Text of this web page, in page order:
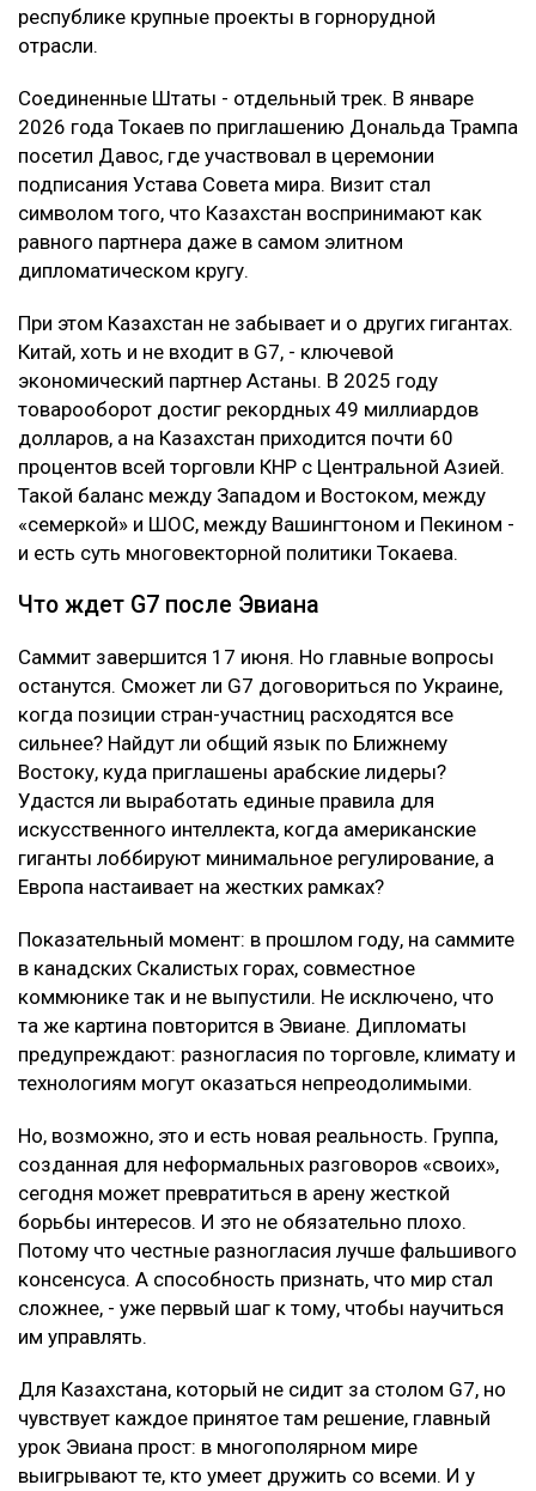
республике крупные проекты в горнорудной
отрасли.
Соединенные Штаты - отдельный трек. В январе
2026 года Токаев по приглашению Дональда Трампа
посетил Давос, где участвовал в церемонии
подписания Устава Совета мира. Визит стал
символом того, что Казахстан воспринимают как
равного партнера даже в самом элитном
дипломатическом кругу.
При этом Казахстан не забывает и о других гигантах.
Китай, хоть и не входит в G7, - ключевой
экономический партнер Астаны. В 2025 году
товарооборот достиг рекордных 49 миллиардов
долларов, а на Казахстан приходится почти 60
процентов всей торговли КНР с Центральной Азией.
Такой баланс между Западом и Востоком, между
«семеркой» и ШОС, между Вашингтоном и Пекином -
и есть суть многовекторной политики Токаева.
Что ждет G7 после Эвиана
Саммит завершится 17 июня. Но главные вопросы
останутся. Сможет ли G7 договориться по Украине,
когда позиции стран-участниц расходятся все
сильнее? Найдут ли общий язык по Ближнему
Востоку, куда приглашены арабские лидеры?
Удастся ли выработать единые правила для
искусственного интеллекта, когда американские
гиганты лоббируют минимальное регулирование, а
Европа настаивает на жестких рамках?
Показательный момент: в прошлом году, на саммите
в канадских Скалистых горах, совместное
коммюнике так и не выпустили. Не исключено, что
та же картина повторится в Эвиане. Дипломаты
предупреждают: разногласия по торговле, климату и
технологиям могут оказаться непреодолимыми.
Но, возможно, это и есть новая реальность. Группа,
созданная для неформальных разговоров «своих»,
сегодня может превратиться в арену жесткой
борьбы интересов. И это не обязательно плохо.
Потому что честные разногласия лучше фальшивого
консенсуса. А способность признать, что мир стал
сложнее, - уже первый шаг к тому, чтобы научиться
им управлять.
Для Казахстана, который не сидит за столом G7, но
чувствует каждое принятое там решение, главный
урок Эвиана прост: в многополярном мире
выигрывают те, кто умеет дружить со всеми. И у